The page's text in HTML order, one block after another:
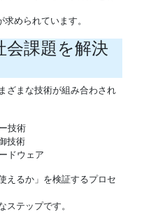
求められています。
会課題を解決
ざまな技術が組み合わされ
技術
技術
ドウェア
えるか」を検証するプロセ
ステップです。